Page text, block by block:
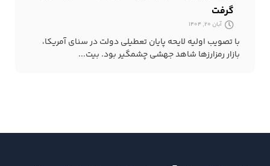
گرفت
آبان 20, 1404
با تصویب اولیه لایحه پایان تعطیلی دولت در سنای آمریکا،
بازار رمزارزها شاهد جهشی چشمگیر بود. بیت...